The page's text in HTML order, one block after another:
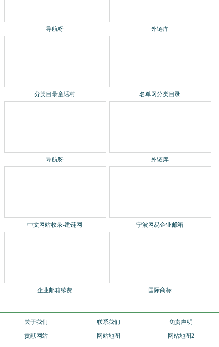
导航呀 外链库
分类目录童话村 名单网分类目录
导航呀 外链库
宁波网易企业邮箱
企业邮箱续费
关于我们 联系我们
免责声明
贡献网站
网站地图
网站地图2